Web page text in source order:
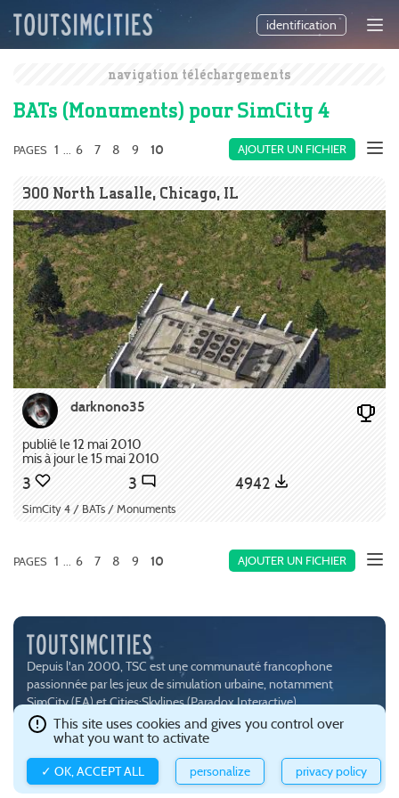
identification
navigation téléchargements
BATs (Monuments) pour SimCity 4
AJOUTER UN FICHIER
PAGES 1 ... 6 7 8 9 10
300 North Lasalle, Chicago, IL
darknono35
publié le 12 mai 2010
mis à jour le 15 mai 2010
3 3 4942
SimCity 4 / BATs / Monuments
AJOUTER UN FICHIER
PAGES 1 ... 6 7 8 9 10
Depuis l'an 2000, TSC est une communauté francophone
passionnée par les jeux de simulation urbaine, notamment
SimCity (EA) et Cities:Skylines (Paradox Interactive).
Ce site est hébergé avec brio parGandi.Confidentialité et gestion
des cookies.
This site uses cookies and gives you control over
what you want to activate
✓ OK, ACCEPT ALL personalize privacy policy